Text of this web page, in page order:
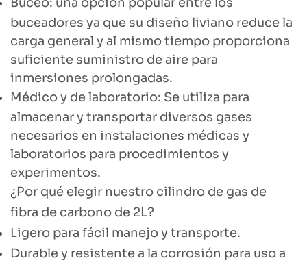
Buceo: una opción popular entre los
buceadores ya que su diseño liviano reduce la
carga general y al mismo tiempo proporciona
suficiente suministro de aire para
inmersiones prolongadas.
Médico y de laboratorio: Se utiliza para
almacenar y transportar diversos gases
necesarios en instalaciones médicas y
laboratorios para procedimientos y
experimentos.
¿Por qué elegir nuestro cilindro de gas de
fibra de carbono de 2L?
Ligero para fácil manejo y transporte.
Durable y resistente a la corrosión para uso a